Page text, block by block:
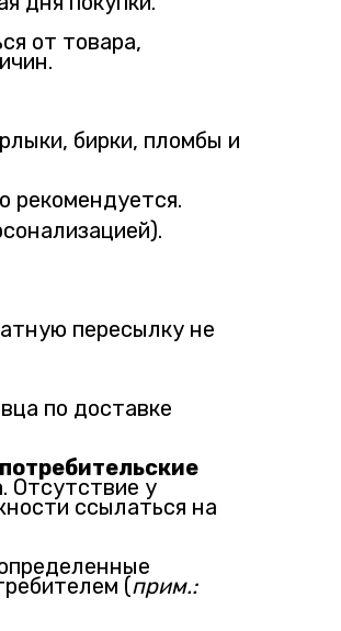
от товара,
бирки, пломбы и
рекомендуется.
пересылку не
по доставке
. Отсутствие у
ссылаться на
(прим.: